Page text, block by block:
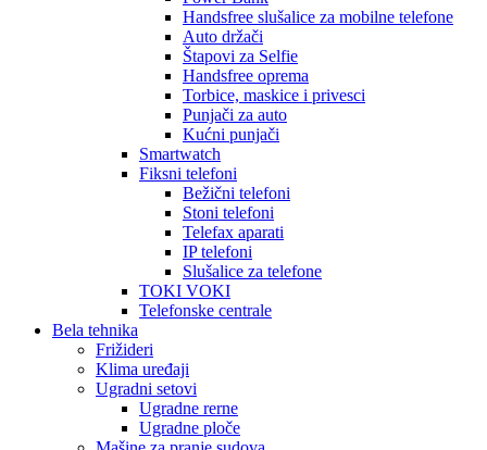
Handsfree slušalice za mobilne telefone
Auto držači
Štapovi za Selfie
Handsfree oprema
Torbice, maskice i privesci
Punjači za auto
Kućni punjači
Smartwatch
Fiksni telefoni
Bežični telefoni
Stoni telefoni
Telefax aparati
IP telefoni
Slušalice za telefone
TOKI VOKI
Telefonske centrale
Bela tehnika
Frižideri
Klima uređaji
Ugradni setovi
Ugradne rerne
Ugradne ploče